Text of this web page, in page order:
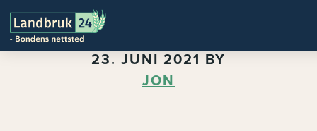
23. JUNI 2021 BY
JON